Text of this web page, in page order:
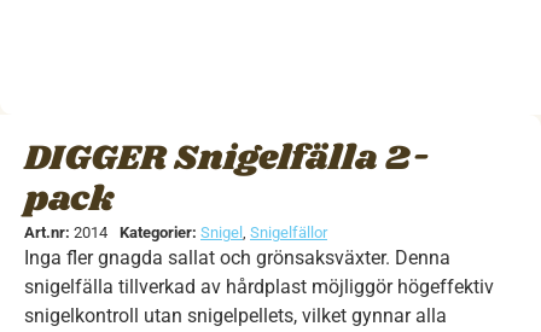
DIGGER Snigelfälla 2-
pack
Art.nr: 2014 Kategorier: Snigel , Snigelfällor
Inga fler gnagda sallat och grönsaksväxter. Denna
snigelfälla tillverkad av hårdplast möjliggör högeffektiv
snigelkontroll utan snigelpellets, vilket gynnar alla